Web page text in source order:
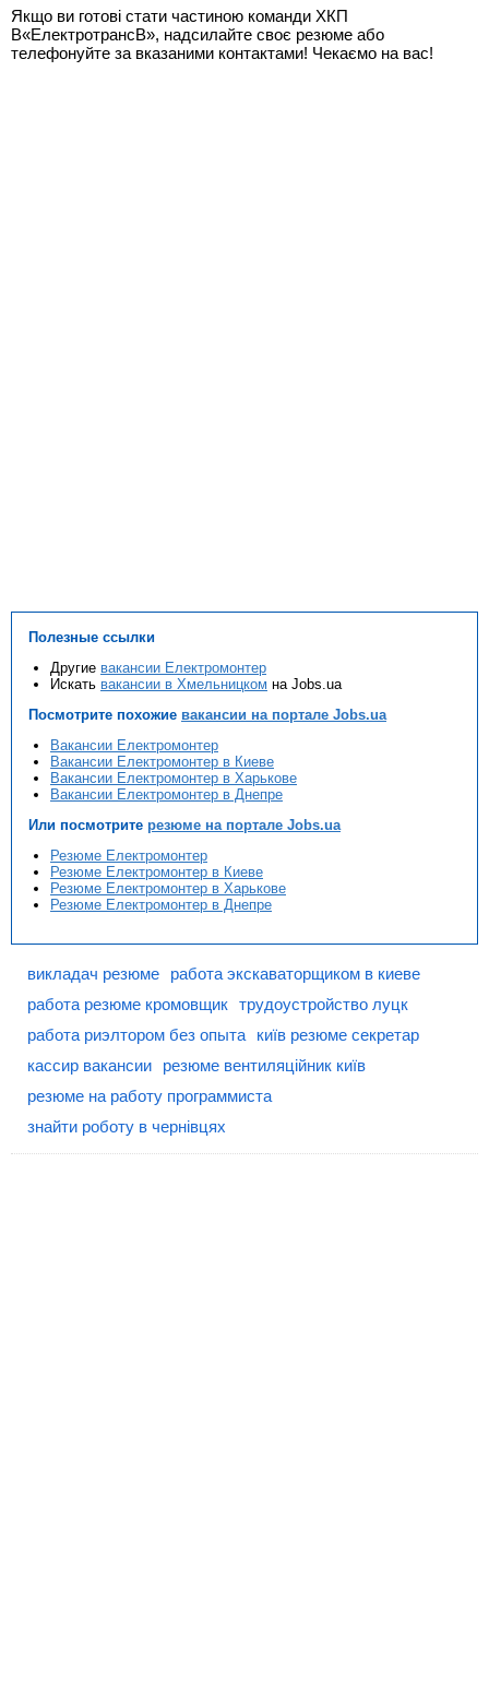
Якщо ви готові стати частиною команди ХКП
В«ЕлектротрансВ», надсилайте своє резюме або
телефонуйте за вказаними контактами! Чекаємо на вас!
Полезные ссылки
Другие вакансии Електромонтер
Искать вакансии в Хмельницком на Jobs.ua
Посмотрите похожие вакансии на портале Jobs.ua
Вакансии Електромонтер
Вакансии Електромонтер в Киеве
Вакансии Електромонтер в Харькове
Вакансии Електромонтер в Днепре
Или посмотрите резюме на портале Jobs.ua
Резюме Електромонтер
Резюме Електромонтер в Киеве
Резюме Електромонтер в Харькове
Резюме Електромонтер в Днепре
викладач резюме
работа экскаваторщиком в киеве
работа резюме кромовщик трудоустройство луцк
работа риэлтором без опыта
київ резюме секретар
кассир вакансии
резюме вентиляційник київ
резюме на работу программиста
знайти роботу в чернівцях